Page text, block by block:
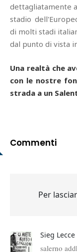
dettagliatamente
stadio
di molti stadi
dal punto di vista
Una realtà che
con le nostre
strada a un
Commenti